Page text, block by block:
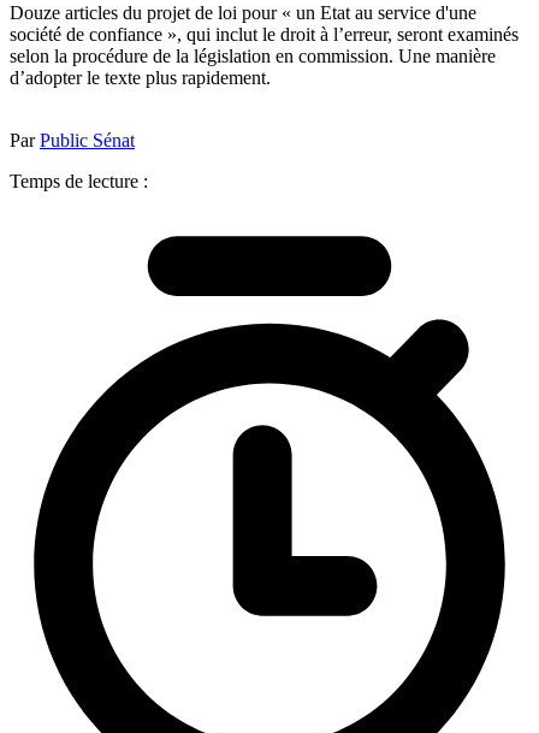
Douze articles du projet de loi pour « un Etat au service d'une
société de confiance », qui inclut le droit à l’erreur, seront examinés
selon la procédure de la législation en commission. Une manière
d’adopter le texte plus rapidement.
ParPublic Sénat
Temps de lecture :